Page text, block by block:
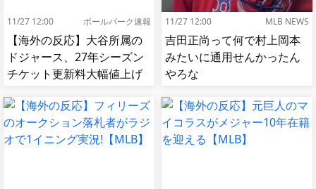
11/27 12:00 ボールパーク速報
【海外の反応】大谷所属の
ドジャース、27年シーズン
チケット更新料大幅値上げ
11/27 12:00 MLB NEWS
吉田正尚って何で村上岡本
みたいに通用せんかったん
やろな